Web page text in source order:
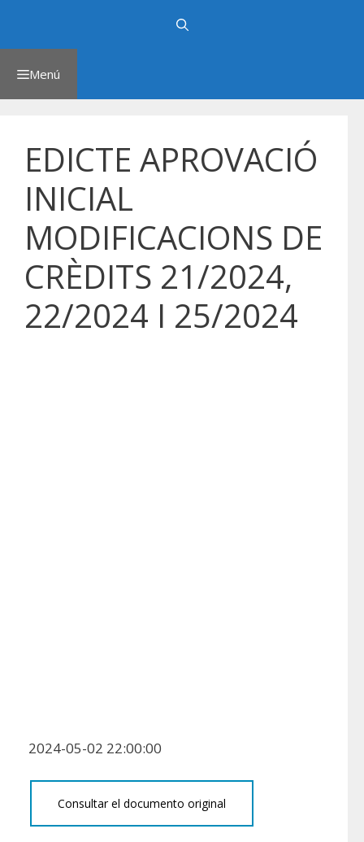
contenido
Menú
EDICTE APROVACIÓ
INICIAL
MODIFICACIONS DE
CRÈDITS 21/2024,
22/2024 I 25/2024
2024-05-02 22:00:00
Consultar el documento original